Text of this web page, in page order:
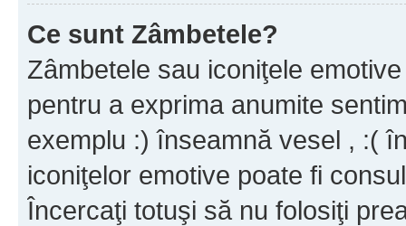
Ce sunt Zâmbetele?
Zâmbetele sau iconiţele
pentru a exprima anumite
exemplu :) înseamnă vesel , :(
iconiţelor emotive poate fi
Încercaţi totuşi să nu folosiţi